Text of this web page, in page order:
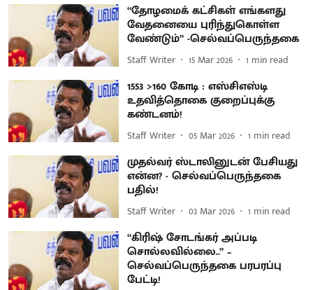
“தோழமைக் கட்சிகள் எங்களது
வேதனையை புரிந்துகொள்ள
வேண்டும்” -செல்வப்பெருந்தகை
Staff Writer 15 Mar 2026 1 min read
1553 >160 கோடி : எஸ்சிஎஸ்டி
உதவித்தொகை குறைப்புக்கு
கண்டனம்!
Staff Writer 05 Mar 2026 1 min read
முதல்வர் ஸ்டாலினுடன் பேசியது
என்ன? - செல்வப்பெருந்தகை
பதில்!
Staff Writer 03 Mar 2026 1 min read
“கிரிஷ் சோடங்கர் அப்படி
சொல்லவில்லை..” –
செல்வப்பெருந்தகை பரபரப்பு
பேட்டி!